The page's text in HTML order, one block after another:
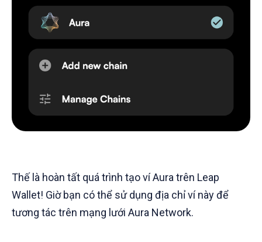
Thế là hoàn tất quá trình tạo ví Aura trên Leap
Wallet! Giờ bạn có thể sử dụng địa chỉ ví này để
tương tác trên mạng lưới Aura Network.